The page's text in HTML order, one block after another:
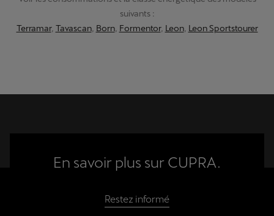
suivants :
Terramar, Tavascan, Born, Formentor, Leon, Leon Sportstourer
En savoir plus sur CUPRA.
Restez informé